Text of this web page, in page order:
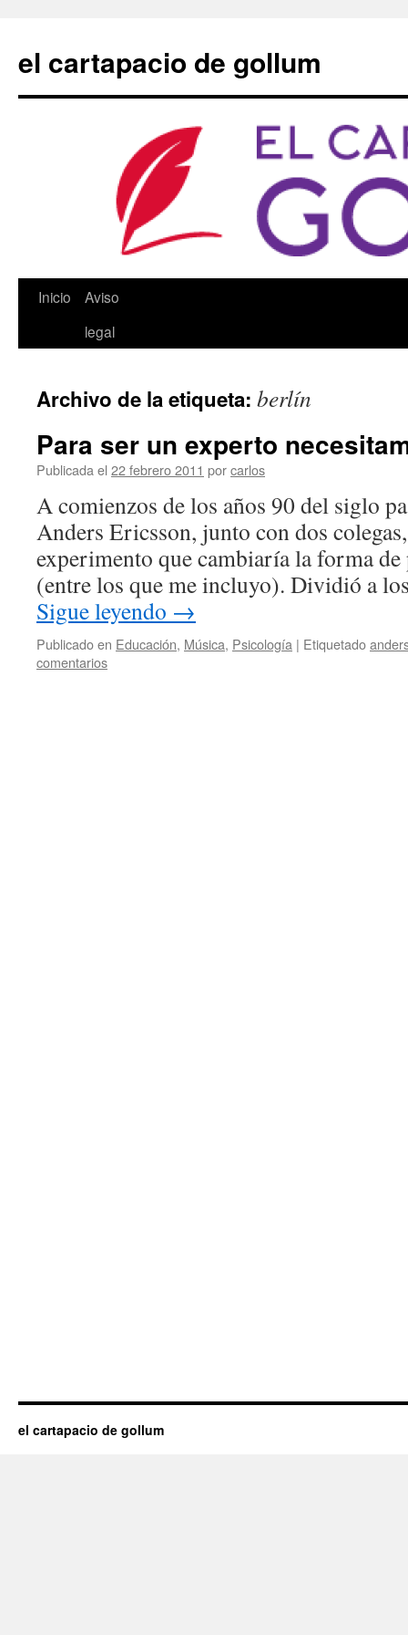
contenido
el cartapacio de gollum
Inicio
Aviso
legal
Archivo de la etiqueta: berlín
Para ser un experto
Publicada el 22 febrero 2011 porcarlos
A comienzos de los años 90 del siglo
Anders Ericsson, junto con dos
experimento que cambiaría la forma de
(entre los que me incluyo). Dividió a
Sigue leyendo →
Publicado en Educación, Música, Psicología | Etiquetado
comentarios
el cartapacio de gollum